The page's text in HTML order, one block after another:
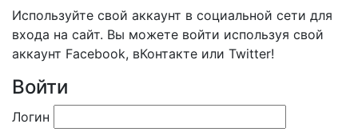
Используйте свой аккаунт в социальной сети для
входа на сайт. Вы можете войти используя свой
аккаунт Facebook, вКонтакте или Twitter!
Войти
Логин